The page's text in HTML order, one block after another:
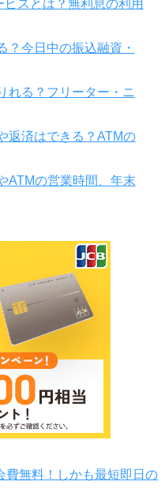
スとは？無利息の利用
？今日中の振込融資・
れる？フリーター・ニ
返済はできる？ATMの
ATMの営業時間、年末
費無料！しかも最短即日の